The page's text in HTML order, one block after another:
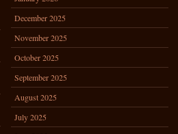
December 2025
November 2025
October 2025
September 2025
August 2025
July 2025